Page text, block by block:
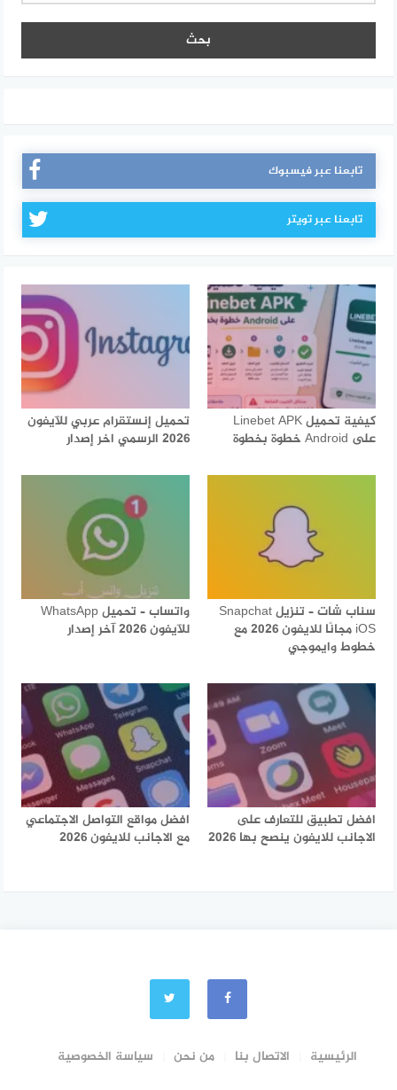
تابعنا عبر فيسبوك
تابعنا عبر تويتر
كيفية تحميل Linebet APK
على Android خطوة بخطوة
تحميل إنستقرام عربي للآيفون
2026 الرسمي اخر إصدار
سناب شات – تنزيل Snapchat
iOS مجانًا للايفون 2026 مع
خطوط وايموجي
واتساب – تحميل WhatsApp
للآيفون 2026 آخر إصدار
افضل تطبيق للتعارف على
الاجانب للايفون ينصح بها 2026
افضل مواقع التواصل الاجتماعي
مع الاجانب للايفون 2026
الرئيسية الاتصال بنا من نحن سياسة الخصوصية